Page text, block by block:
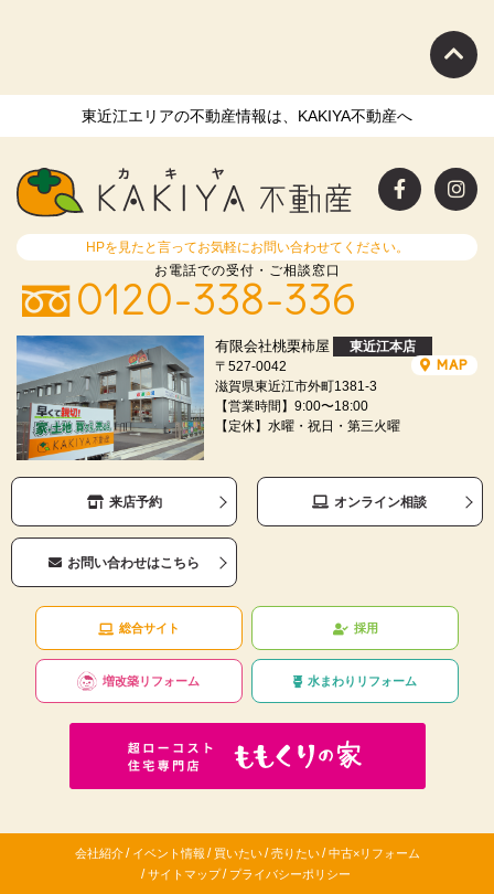
東近江エリアの不動産情報は、KAKIYA不動産へ
HPを見たと言ってお気軽にお問い合わせてください。
お電話での受付・ご相談窓口
0120-338-336
有限会社桃栗柿屋
東近江本店
〒527-0042
滋賀県東近江市外町1381-3
【営業時間】9:00〜18:00
【定休】水曜・祝日・第三火曜
MAP
来店予約 オンライン相談
お問い合わせはこちら
総合サイト 採用
増改築リフォーム 水まわりリフォーム
会社紹介 / イベント情報 / 買いたい / 売りたい / 中古×リフォーム
/ サイトマップ / プライバシーポリシー